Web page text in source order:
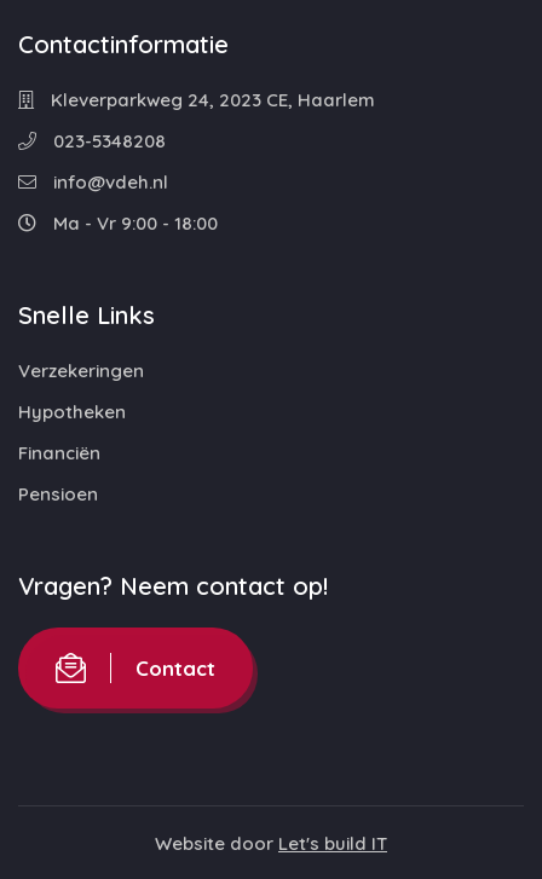
Contactinformatie
Kleverparkweg 24, 2023 CE, Haarlem
023-5348208
info@vdeh.nl
Ma - Vr 9:00 - 18:00
Snelle Links
Verzekeringen
Hypotheken
Financiën
Pensioen
Vragen? Neem contact op!
Contact
Website door Let's build IT